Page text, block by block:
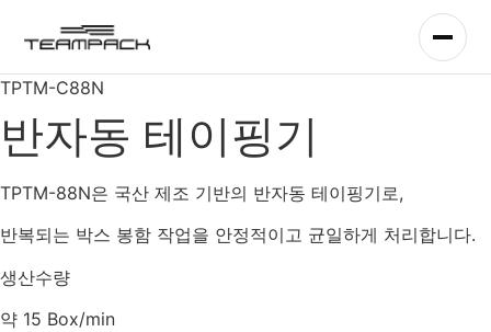
로
건
너
기
TPTM-C88N
반자동 테이핑기
TPTM-88N은 국산 제조 기반의 반자동 테이핑기로,
반복되는 박스 봉함 작업을 안정적이고 균일하게 처리합니다.
생산수량
약 15 Box/min